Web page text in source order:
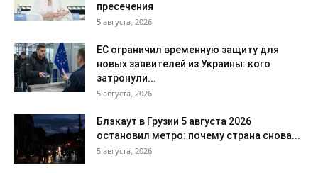
пресечения
5 августа, 2026
ЕС ограничил временную защиту для
новых заявителей из Украины: кого
затронули...
5 августа, 2026
Блэкаут в Грузии 5 августа 2026
остановил метро: почему страна снова...
5 августа, 2026